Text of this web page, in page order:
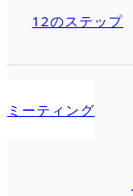
12のステップ
ミーティング